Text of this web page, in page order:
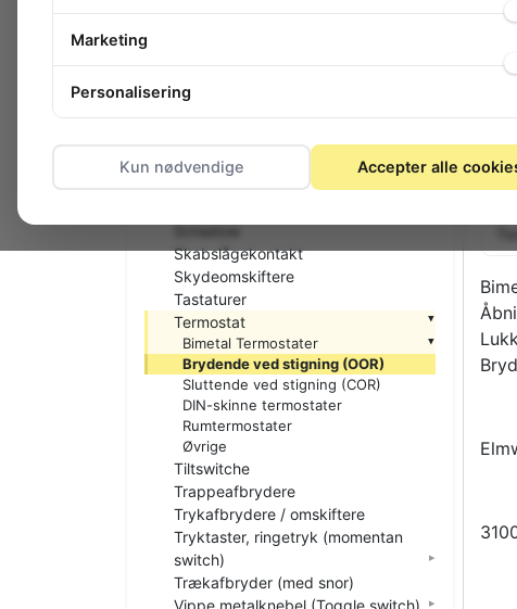
Magnetkontakt (REED)
Nøgleafbrydere
Schadow
Skabslågekontakt
Skydeomskiftere
Tastaturer
Termostat
Bimetal Termostater
Brydende ved stigning (OOR)
Sluttende ved stigning (COR)
DIN-skinne termostater
Rumtermostater
Øvrige
Tiltswitche
Trappeafbrydere
Trykafbrydere / omskiftere
Tryktaster, ringetryk (momentan
switch)
Trækafbryder (med snor)
Vippe metalknebel (Toggle switch)
Marketing
Personalisering
Kun nødvendige Accepter alle